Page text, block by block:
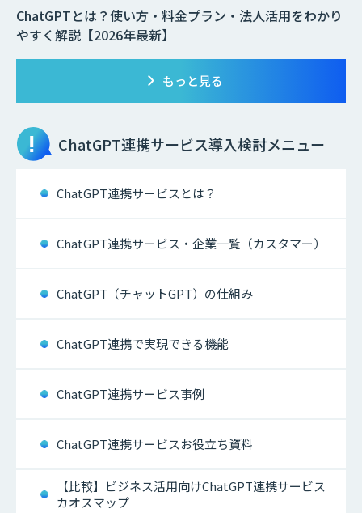
ChatGPTとは？使い方・料金プラン・法人活用をわかり
やすく解説【2026年最新】
もっと見る
ChatGPT連携サービス導入検討メニュー
ChatGPT連携サービスとは？
ChatGPT連携サービス・企業一覧（カスタマー）
ChatGPT（チャットGPT）の仕組み
ChatGPT連携で実現できる機能
ChatGPT連携サービス事例
ChatGPT連携サービスお役立ち資料
【比較】ビジネス活用向けChatGPT連携サービス
カオスマップ